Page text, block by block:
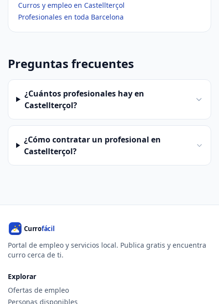
Curros y empleo en Castellterçol
Profesionales en toda Barcelona
Preguntas frecuentes
¿Cuántos profesionales hay en
Castellterçol?
¿Cómo contratar un profesional en
Castellterçol?
Portal de empleo y servicios local. Publica gratis y encuentra
curro cerca de ti.
Explorar
Ofertas de empleo
Personas disponibles